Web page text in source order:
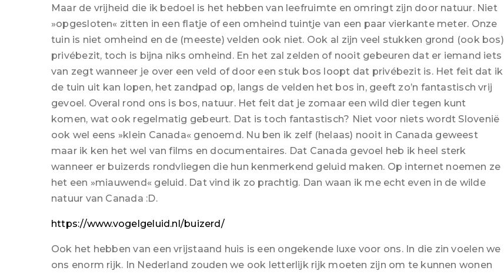
Maar de vrijheid die ik bedoel is het hebben van leefruimte en omringt zijn door natuur. Niet
»opgesloten« zitten in een flatje of een omheind tuintje van een paar vierkante meter. Onze
tuin is niet omheind en de (meeste) velden ook niet. Ook al zijn veel stukken grond (ook bos)
privébezit, toch is bijna niks omheind. En het zal zelden of nooit gebeuren dat er iemand iets
van zegt wanneer je over een veld of door een stuk bos loopt dat privébezit is. Het feit dat ik
de tuin uit kan lopen, het zandpad op, langs de velden het bos in, geeft zo’n fantastisch vrij
gevoel. Overal rond ons is bos, natuur. Het feit dat je zomaar een wild dier tegen kunt
komen, wat ook regelmatig gebeurt. Dat is toch fantastisch? Niet voor niets wordt Slovenië
ook wel eens »klein Canada« genoemd. Nu ben ik zelf (helaas) nooit in Canada geweest
maar ik ken het wel van films en documentaires. Dat Canada gevoel heb ik heel sterk
wanneer er buizerds rondvliegen die hun kenmerkend geluid maken. Op internet noemen ze
het een »miauwend« geluid. Dat vind ik zo prachtig. Dan waan ik me echt even in de wilde
natuur van Canada :D.
https://www.vogelgeluid.nl/buizerd/
Ook het hebben van een vrijstaand huis is een ongekende luxe voor ons. In die zin voelen we
ons enorm rijk. In Nederland zouden we ook letterlijk rijk moeten zijn om te kunnen wonen